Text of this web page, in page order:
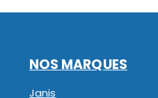
NOS MARQUES
Janis